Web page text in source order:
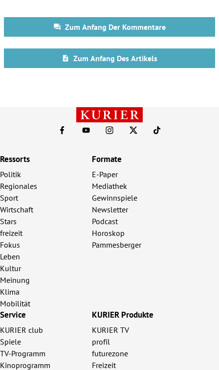
Ressorts
Politik
Regionales
Sport
Wirtschaft
Stars
freizeit
Fokus
Leben
Kultur
Meinung
Klima
Mobilität
Formate
E-Paper
Mediathek
Gewinnspiele
Newsletter
Podcast
Horoskop
Pammesberger
Service
KURIER club
Spiele
TV-Programm
Kinoprogramm
KURIER Produkte
KURIER TV
profil
futurezone
Freizeit